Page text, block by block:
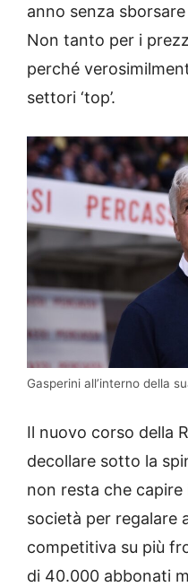
anno senza
Non tanto per i
perché
settori ‘top’.
Gasperini all’interno della
Il nuovo corso della
decollare sotto la
non resta che
società per regalare
competitiva su più
di 40.000 abbonati